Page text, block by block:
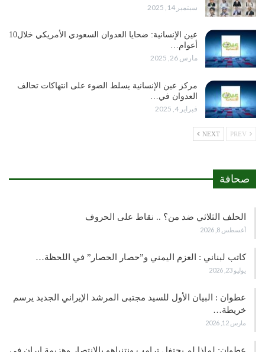
سبتمبر 14, 2025
عين الإنسانية: ضحايا العدوان السعودي الأمريكي خلال10
أعوام…
مارس 26, 2025
مركز عين الإنسانية يسلط الضوء على انتهاكات تحالف
العدوان في…
فبراير 4, 2025
NEXT
صحافة
الحلف الثلاثي ضد من؟ .. نقاط على الحروف
أغسطس 8, 2026
كاتب لبناني : العزم اليمني و”حصار الحصار” في اللحظة…
يوليو 23, 2026
عطوان : البيان الأول للسيد مجتبى المرشد الإيراني الجديد يرسم
خريطة…
مارس 12, 2026